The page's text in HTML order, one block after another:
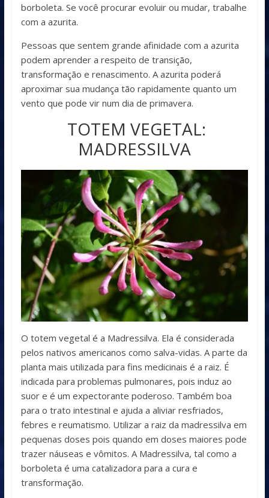
borboleta. Se você procurar evoluir ou mudar, trabalhe
com a azurita.
Pessoas que sentem grande afinidade com a azurita
podem aprender a respeito de transição,
transformação e renascimento. A azurita poderá
aproximar sua mudança tão rapidamente quanto um
vento que pode vir num dia de primavera.
TOTEM VEGETAL:
MADRESSILVA
O totem vegetal é a Madressilva. Ela é considerada
pelos nativos americanos como salva-vidas. A parte da
planta mais utilizada para fins medicinais é a raiz. É
indicada para problemas pulmonares, pois induz ao
suor e é um expectorante poderoso. Também boa
para o trato intestinal e ajuda a aliviar resfriados,
febres e reumatismo. Utilizar a raiz da madressilva em
pequenas doses pois quando em doses maiores pode
trazer náuseas e vômitos. A Madressilva, tal como a
borboleta é uma catalizadora para a cura e
transformação.